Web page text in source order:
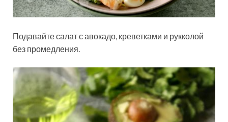
Подавайте салат с авокадо, креветками и рукколой
без промедления.